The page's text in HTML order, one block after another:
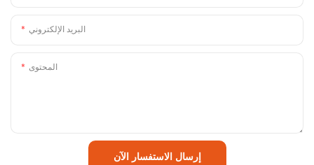
البريد الإلكتروني
المحتوى
إرسال الاستفسار الآن